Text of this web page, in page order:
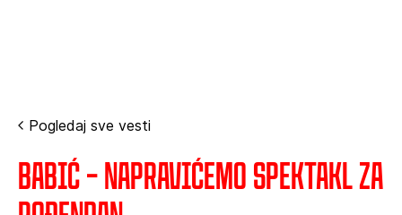
Pogledaj sve vesti
Babić – Napravićemo spektakl za